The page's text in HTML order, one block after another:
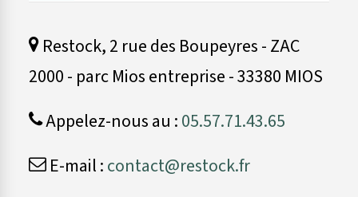
Restock, 2 rue des Boupeyres - ZAC
2000 - parc Mios entreprise - 33380 MIOS
Appelez-nous au :05.57.71.43.65
E-mail :contact@restock.fr